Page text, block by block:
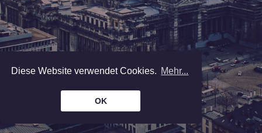
Diese Website verwendet Cookies. Mehr...
OK
THE
LOCKERS
Vermietung von Anwaltskleidung.
Bürobedarf. Austausch von Dateien.
Geöffnetvon Montag bis Freitag, 8 bis 17
Uhr.